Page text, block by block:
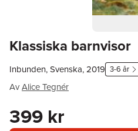
Klassiska barnvisor
Inbunden, Svenska, 2019 3-6 år
AvAlice Tegnér
399 kr